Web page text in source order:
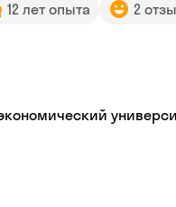
12 лет опыта 2